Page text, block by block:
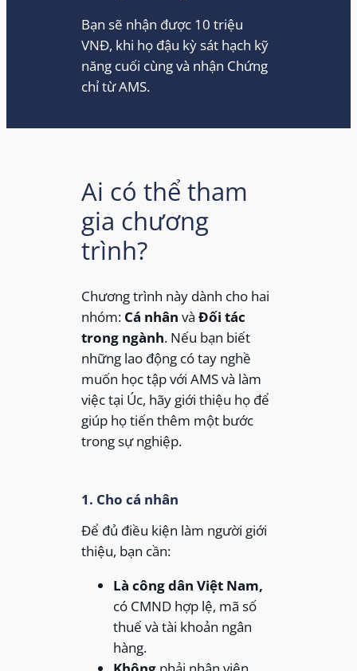
Bạn sẽ nhận được 10 triệu
VNĐ, khi họ đậu kỳ sát hạch kỹ
năng cuối cùng và nhận Chứng
chỉ từ AMS.
Ai có thể tham
gia chương
trình?
Chương trình này dành cho hai
nhóm: Cá nhânvàĐối tác
trong ngành. Nếu bạn biết
những lao động có tay nghề
muốn học tập với AMS và làm
việc tại Úc, hãy giới thiệu họ để
giúp họ tiến thêm một bước
trong sự nghiệp.
1. Cho cá nhân
Để đủ điều kiện làm người giới
thiệu, bạn cần:
Là công dân Việt Nam,
có CMND hợp lệ, mã số
thuế và tài khoản ngân
hàng.